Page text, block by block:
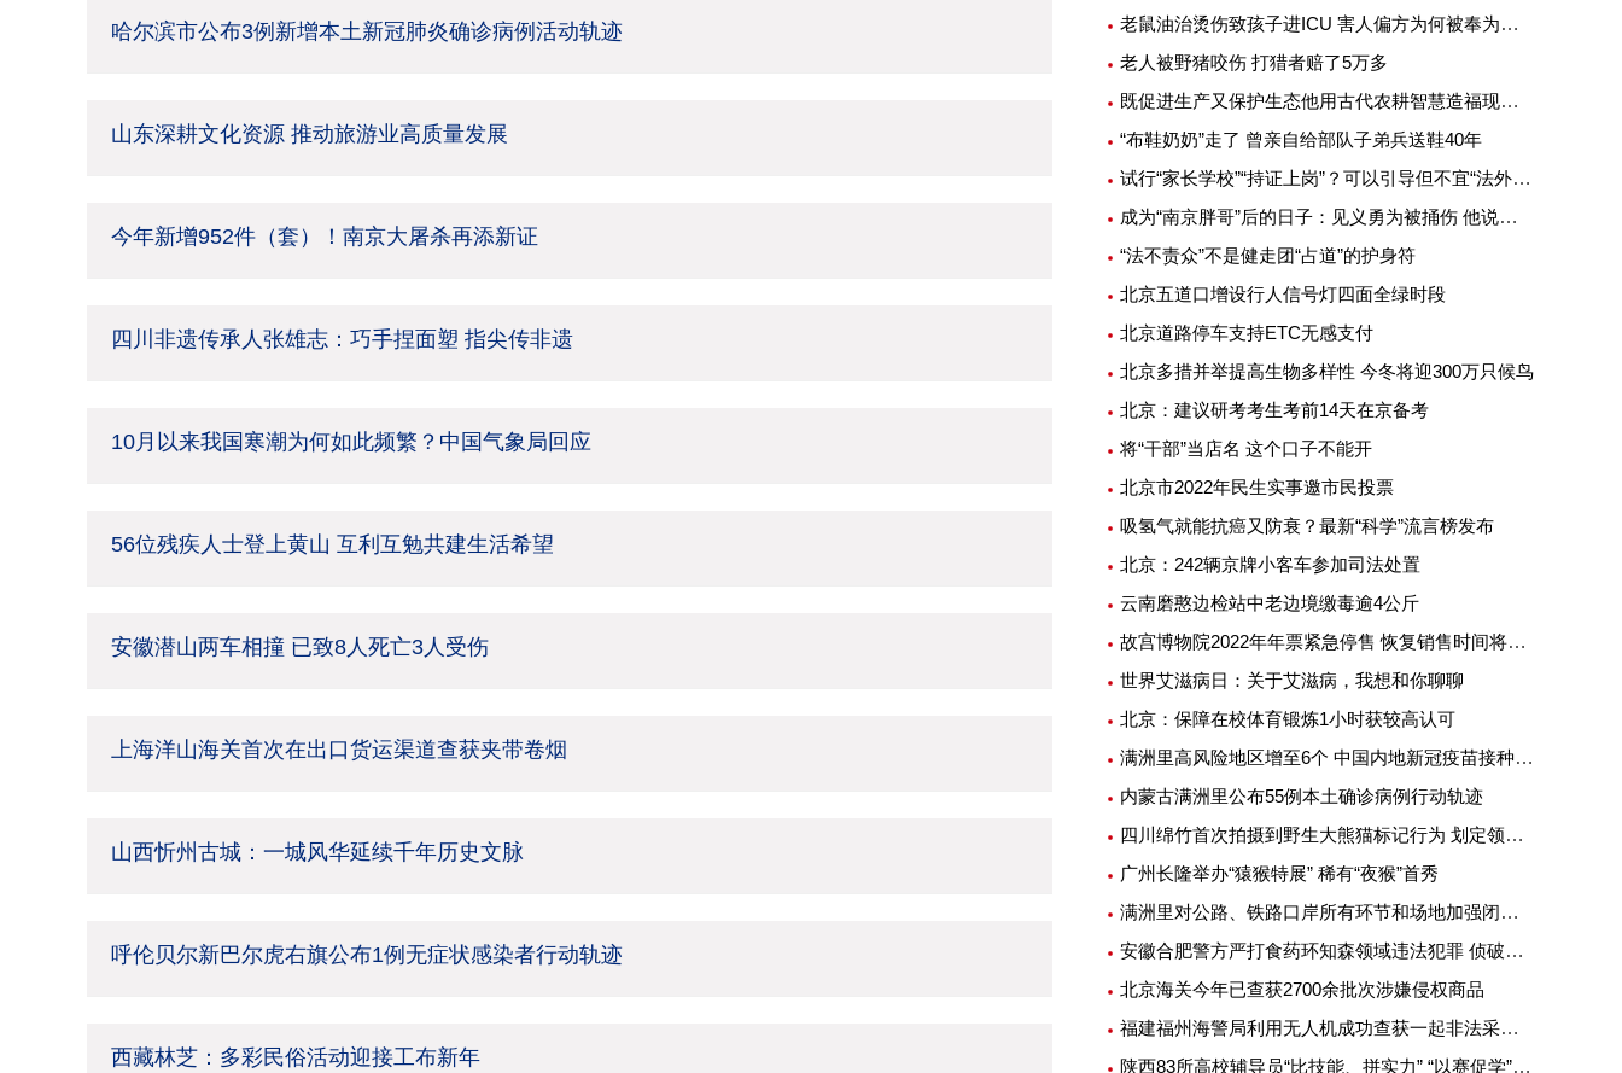
哈尔滨市公布3例新增本土新冠肺炎确诊病例活动轨迹
山东深耕文化资源 推动旅游业高质量发展
今年新增952件（套）！南京大屠杀再添新证
四川非遗传承人张雄志：巧手捏面塑 指尖传非遗
10月以来我国寒潮为何如此频繁？中国气象局回应
56位残疾人士登上黄山 互利互勉共建生活希望
安徽潜山两车相撞 已致8人死亡3人受伤
上海洋山海关首次在出口货运渠道查获夹带卷烟
山西忻州古城：一城风华延续千年历史文脉
呼伦贝尔新巴尔虎右旗公布1例无症状感染者行动轨迹
西藏林芝：多彩民俗活动迎接工布新年
老鼠油治烫伤致孩子进ICU 害人偏方为何被奉为灵丹妙药
老人被野猪咬伤 打猎者赔了5万多
既促进生产又保护生态他用古代农耕智慧造福现代农业
“布鞋奶奶”走了 曾亲自给部队子弟兵送鞋40年
试行“家长学校”“持证上岗”？可以引导但不宜“法外加槛”
成为“南京胖哥”后的日子：见义勇为被捅伤 他说不后悔
“法不责众”不是健走团“占道”的护身符
北京五道口增设行人信号灯四面全绿时段
北京道路停车支持ETC无感支付
北京多措并举提高生物多样性 今冬将迎300万只候鸟
北京：建议研考考生考前14天在京备考
将“干部”当店名 这个口子不能开
北京市2022年民生实事邀市民投票
吸氢气就能抗癌又防衰？最新“科学”流言榜发布
北京：242辆京牌小客车参加司法处置
云南磨憨边检站中老边境缴毒逾4公斤
故宫博物院2022年年票紧急停售 恢复销售时间将另行公告
世界艾滋病日：关于艾滋病，我想和你聊聊
北京：保障在校体育锻炼1小时获较高认可
满洲里高风险地区增至6个 中国内地新冠疫苗接种超25亿剂次
内蒙古满洲里公布55例本土确诊病例行动轨迹
四川绵竹首次拍摄到野生大熊猫标记行为 划定领地或吸引异性
广州长隆举办“猿猴特展” 稀有“夜猴”首秀
满洲里对公路、铁路口岸所有环节和场地加强闭环管理
安徽合肥警方严打食药环知森领域违法犯罪 侦破重特大案件14起
北京海关今年已查获2700余批次涉嫌侵权商品
福建福州海警局利用无人机成功查获一起非法采矿案
陕西83所高校辅导员“比技能、拼实力” “以赛促学”提升专业素质